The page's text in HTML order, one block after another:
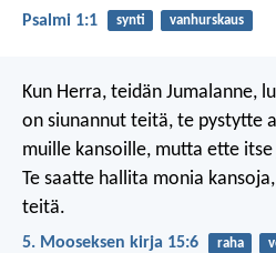
Psalmi 1:1 synti vanhurskaus
Kun Herra, teidän Jumalanne,
on siunannut teitä, te pystytte
muille kansoille, mutta ette
Te saatte hallita monia
teitä.
5. Mooseksen kirja 15:6 raha